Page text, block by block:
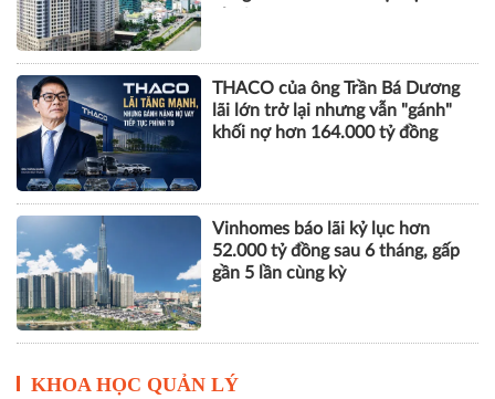
THACO của ông Trần Bá Dương
lãi lớn trở lại nhưng vẫn "gánh"
khối nợ hơn 164.000 tỷ đồng
Vinhomes báo lãi kỷ lục hơn
52.000 tỷ đồng sau 6 tháng, gấp
gần 5 lần cùng kỳ
KHOA HỌC QUẢN LÝ